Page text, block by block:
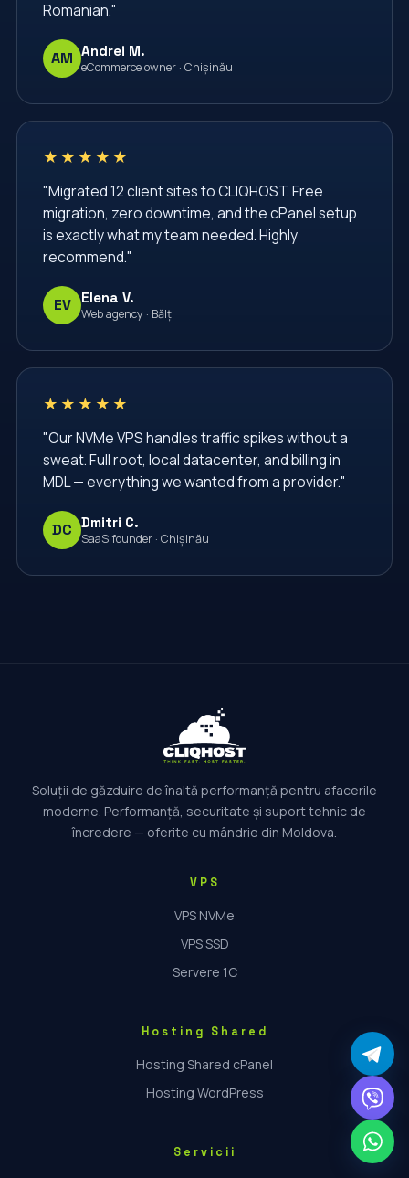
Romanian."
AM Andrei M.
eCommerce owner · Chișinău
★★★★★
"Migrated 12 client sites to CLIQHOST. Free
migration, zero downtime, and the cPanel setup
is exactly what my team needed. Highly
recommend."
EV Elena V.
Web agency · Bălți
★★★★★
"Our NVMe VPS handles traffic spikes without a
sweat. Full root, local datacenter, and billing in
MDL — everything we wanted from a provider."
DC Dmitri C.
SaaS founder · Chișinău
Soluții de găzduire de înaltă performanță pentru afacerile
moderne. Performanță, securitate și suport tehnic de
încredere — oferite cu mândrie din Moldova.
VPS
VPS NVMe
VPS SSD
Servere 1C
Hosting Shared
Hosting Shared cPanel
Hosting WordPress
Servicii